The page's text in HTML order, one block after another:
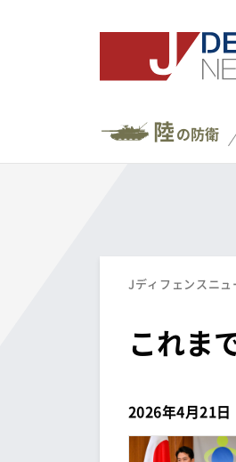
陸の防衛
Jディフェンスニュ
これま
2026年4月21日